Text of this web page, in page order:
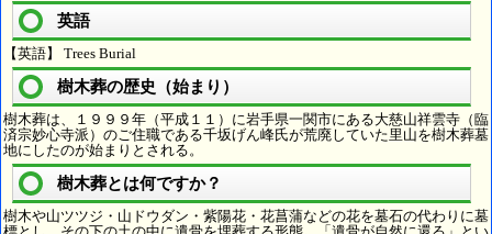
英語
【英語】 Trees Burial
樹木葬の歴史（始まり）
樹木葬は、１９９９年（平成１１）に岩手県一関市にある大慈山祥雲寺（臨
済宗妙心寺派）のご住職である千坂げん峰氏が荒廃していた里山を樹木葬墓
地にしたのが始まりとされる。
樹木葬とは何ですか？
樹木や山ツツジ・山ドウダン・紫陽花・花菖蒲などの花を墓石の代わりに墓